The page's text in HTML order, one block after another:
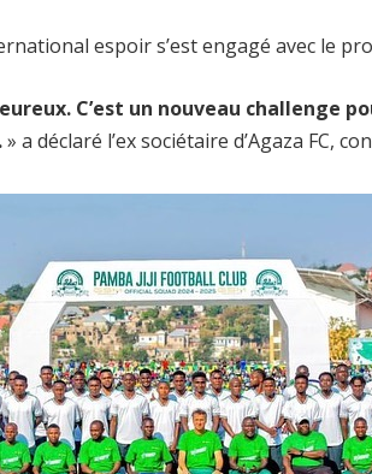
espoir s’est engagé avec le
C’est un nouveau challenge
» a déclaré l’ex sociétaire d’Agaza FC,